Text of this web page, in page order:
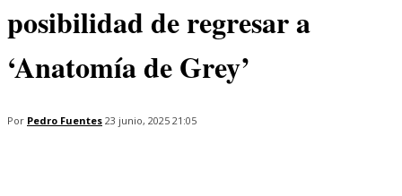
posibilidad de regresar a
‘Anatomía de Grey’
Por Pedro Fuentes 23 junio, 2025 21:05